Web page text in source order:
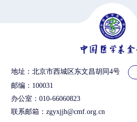
地址：北京市西城区东文昌胡同4号
邮编：100031
办公室：010-66060823
联系邮箱：zgyxjjh@cmf.org.cn